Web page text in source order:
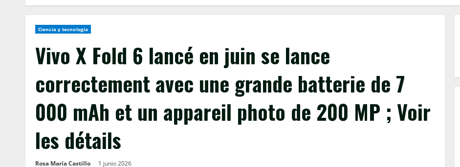
Ciencia y tecnologia
Vivo X Fold 6 lancé en juin se lance
correctement avec une grande batterie de 7
000 mAh et un appareil photo de 200 MP ; Voir
les détails
Rosa María Castillo 1 junio 2026